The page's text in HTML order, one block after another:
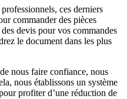
ces derniers
commander des pièces
devis pour vos commandes
le document dans les plus
nous faire confiance, nous
nous établissons un système
profiter d’une réduction de